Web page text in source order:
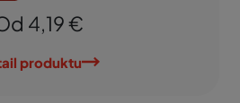
4,19 €
produktu